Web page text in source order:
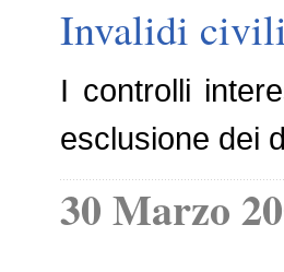
Invalidi
I controlli
esclusione dei
30 Marzo